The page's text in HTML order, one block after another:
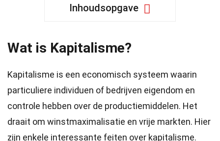
Inhoudsopgave
Wat is Kapitalisme?
Kapitalisme is een economisch systeem waarin
particuliere individuen of bedrijven eigendom en
controle hebben over de productiemiddelen. Het
draait om winstmaximalisatie en vrije markten. Hier
zijn enkele interessante feiten over kapitalisme.